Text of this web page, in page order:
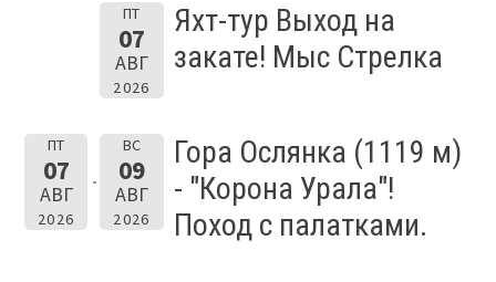
ПТ
07
АВГ
2026
Яхт-тур Выход на
закате! Мыс Стрелка
ПТ
07
АВГ
2026
ВС
09
АВГ
2026
Гора Ослянка (1119 м)
- "Корона Урала"!
Поход с палатками.